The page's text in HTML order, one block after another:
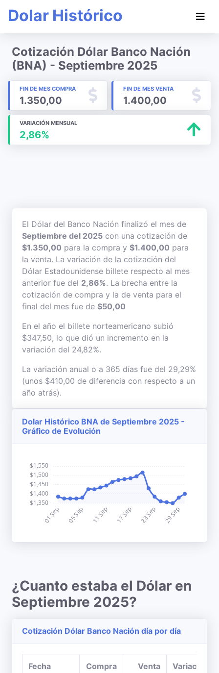
Dolar Histórico
Cotización Dólar Banco Nación
(BNA) - Septiembre 2025
FIN DE MES COMPRA
1.350,00
FIN DE MES VENTA
1.400,00
VARIACIÓN MENSUAL
2,86%
El Dólar del Banco Nación finalizó el mes de
Septiembre del 2025 con una cotización de
$1.350,00 para la compra y $1.400,00 para
la venta. La variación de la cotización del
Dólar Estadounidense billete respecto al mes
anterior fue del 2,86%. La brecha entre la
cotización de compra y la de venta para el
final del mes fue de $50,00
En el año el billete norteamericano subió
$347,50, lo que dió un incremento en la
variación del 24,82%.
La variación anual o a 365 días fue del 29,29%
(unos $410,00 de diferencia con respecto a un
año atrás).
Dolar Histórico BNA de Septiembre 2025 -
Gráfico de Evolución
¿Cuanto estaba el Dólar en
Septiembre 2025?
Cotización Dólar Banco Nación día por día
Fecha Compra Venta Variación